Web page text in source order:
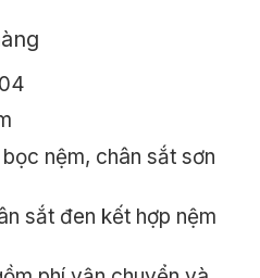
hiện
tại
là:
1.150.000₫.
nệm, chân sắt sơn
sắt đen kết hợp nệm